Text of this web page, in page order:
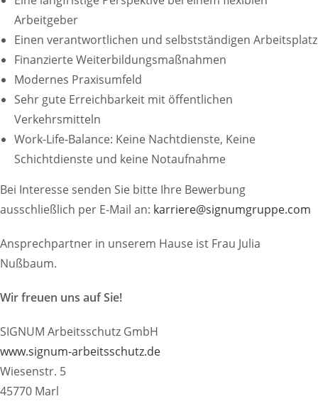
Arbeitgeber
Einen verantwortlichen und selbstständigen Arbeitsplatz
Finanzierte Weiterbildungsmaßnahmen
Modernes Praxisumfeld
Sehr gute Erreichbarkeit mit öffentlichen
Verkehrsmitteln
Work-Life-Balance: Keine Nachtdienste, Keine
Schichtdienste und keine Notaufnahme
Bei Interesse senden Sie bitte Ihre Bewerbung
ausschließlich per E-Mail an: karriere@signumgruppe.com
Ansprechpartner in unserem Hause ist Frau Julia
Nußbaum.
Wir freuen uns auf Sie!
SIGNUM Arbeitsschutz GmbH
www.signum-arbeitsschutz.de
Wiesenstr. 5
45770 Marl